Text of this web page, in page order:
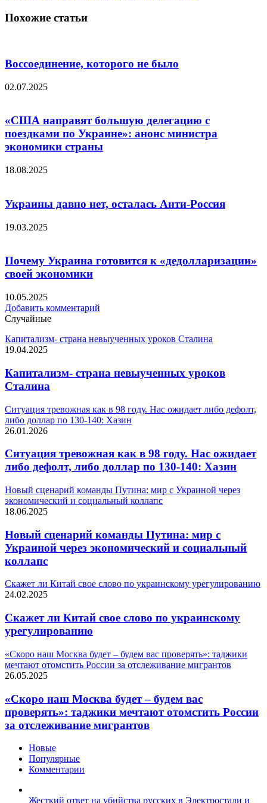
Похожие статьи
Воссоединение, которого не было
02.07.2025
«США направят большую делегацию с
поездками по Украине»: анонс министра
экономики страны
18.08.2025
Украины давно нет, осталась Анти-Россия
19.03.2025
Почему Украина готовится к «дедолларизации»
своей экономики
10.05.2025
Добавить комментарий
Случайные
Капитализм- страна невыученных уроков Сталина
19.04.2025
Капитализм- страна невыученных уроков
Сталина
Ситуация тревожная как в 98 году. Нас ожидает либо дефолт,
либо доллар по 130-140: Хазин
26.01.2026
Ситуация тревожная как в 98 году. Нас ожидает
либо дефолт, либо доллар по 130-140: Хазин
Новый сценарий команды Путина: мир с Украиной через
экономический и социальный коллапс
18.06.2025
Новый сценарий команды Путина: мир с
Украиной через экономический и социальный
коллапс
Скажет ли Китай свое слово по украинскому урегулированию
24.02.2025
Скажет ли Китай свое слово по украинскому
урегулированию
«Скоро наш Москва будет – будем вас проверять»: таджики
мечтают отомстить России за отслеживание мигрантов
26.05.2025
«Скоро наш Москва будет – будем вас
проверять»: таджики мечтают отомстить России
за отслеживание мигрантов
Новые
Популярные
Комментарии
Жесткий ответ на убийства русских в Электростали и